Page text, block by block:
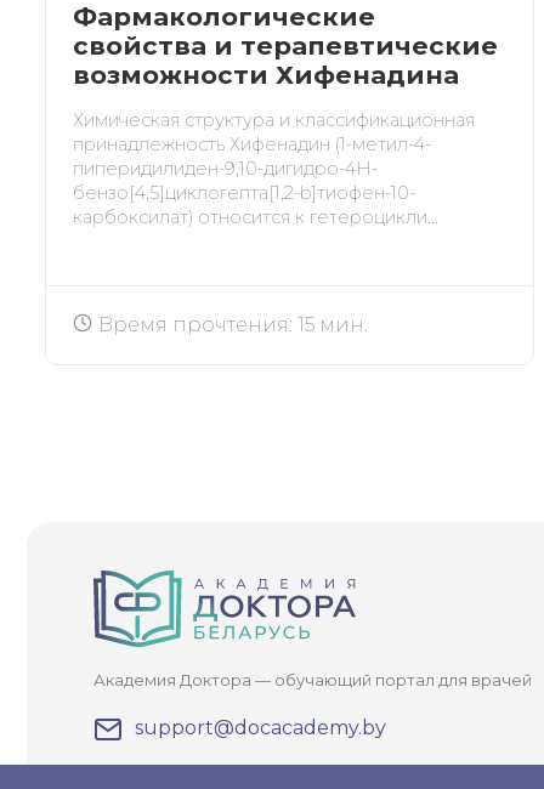
Фармакологические
свойства и терапевтические
возможности Хифенадина
Химическая структура и классификационная
принадлежность Хифенадин (1-метил-4-
пиперидилиден-9,10-дигидро-4H-
бензо[4,5]циклогепта[1,2-b]тиофен-10-
карбоксилат) относится к гетероцикли...
Время прочтения: 15 мин.
Академия Доктора — обучающий портал для врачей
support@docacademy.by